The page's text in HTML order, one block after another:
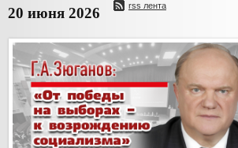
20 июня 2026 rss лента